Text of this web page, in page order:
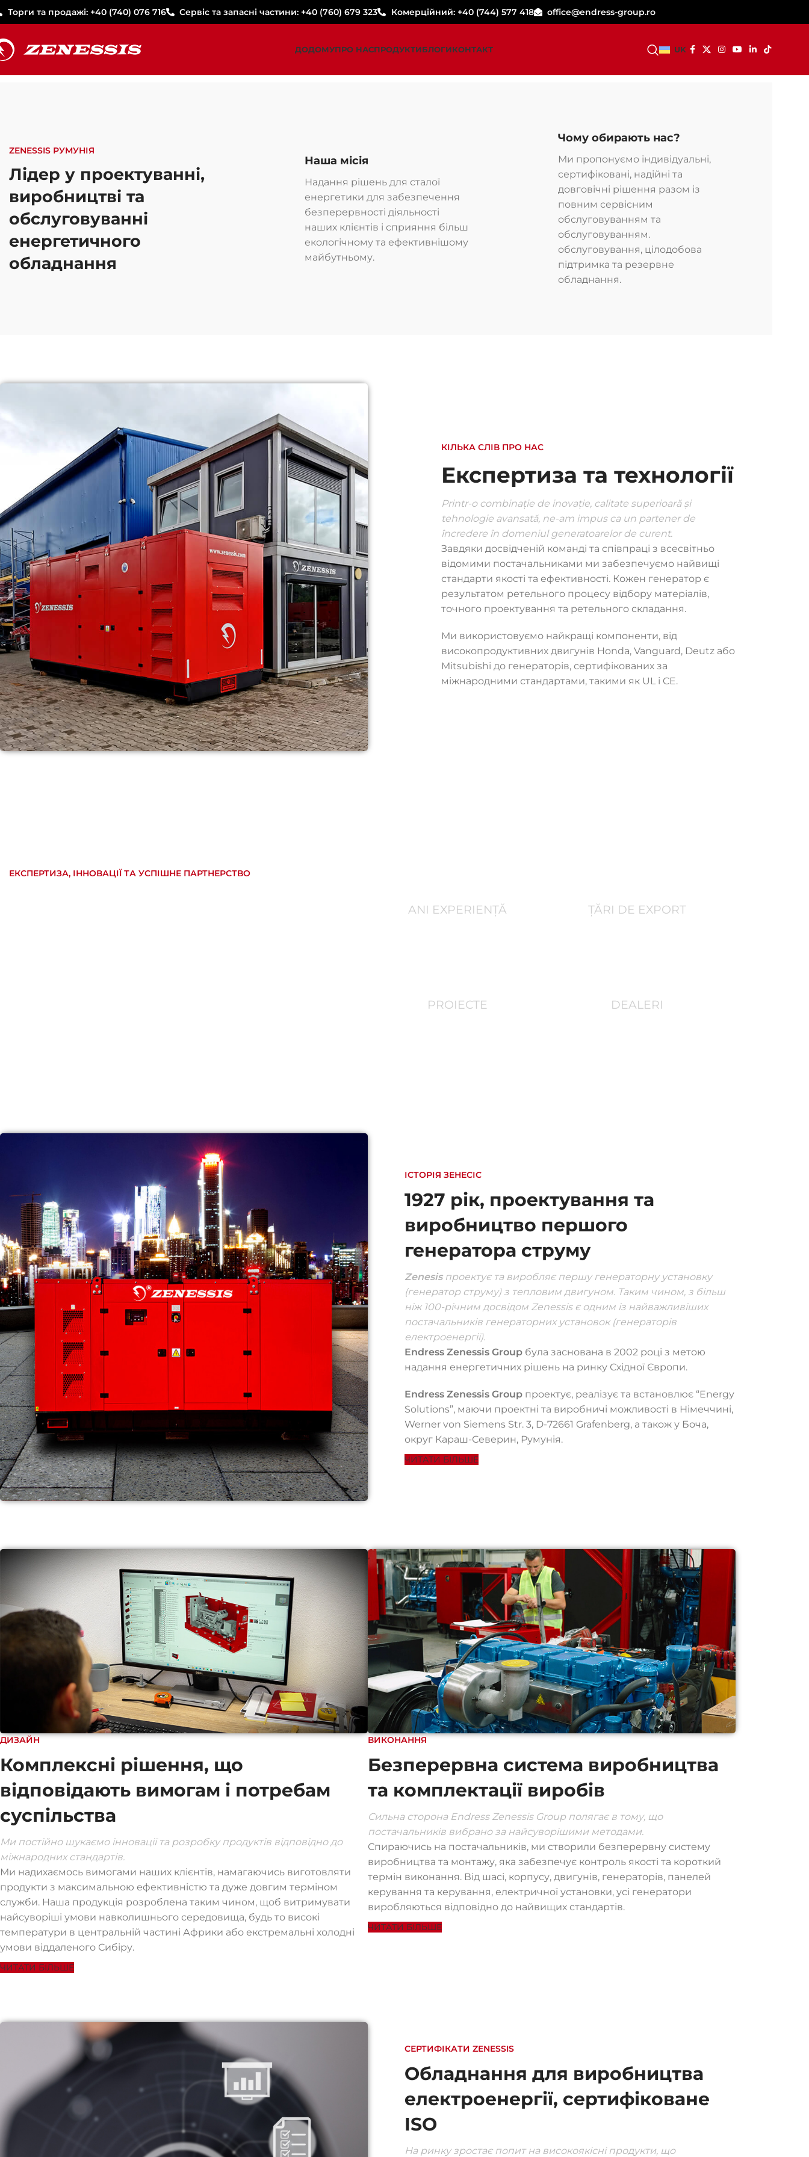
Торги та продажі: +40 (740) 076 716 Сервіс та запасні частини: +40 (760) 679 323 Комерційний: +40 (744) 577 418 office@endress-group.ro
ДОДОМУПРО НАСПРОДУКТИБЛОГИКОНТАКТ UK
ZENESSIS РУМУНІЯ
Лідер у проектуванні,
виробництві та
обслуговуванні
енергетичного
обладнання
Наша місія
Надання рішень для сталої
енергетики для забезпечення
безперервності діяльності
наших клієнтів і сприяння більш
екологічному та ефективнішому
майбутньому.
Чому обирають нас?
Ми пропонуємо індивідуальні,
сертифіковані, надійні та
довговічні рішення разом із
повним сервісним
обслуговуванням та
обслуговуванням.
обслуговування, цілодобова
підтримка та резервне
обладнання.
КІЛЬКА СЛІВ ПРО НАС
Експертиза та технології
Printr-o combinație de inovație, calitate superioară și
tehnologie avansată, ne-am impus ca un partener de
încredere în domeniul generatoarelor de curent.
Завдяки досвідченій команді та співпраці з всесвітньо
відомими постачальниками ми забезпечуємо найвищі
стандарти якості та ефективності. Кожен генератор є
результатом ретельного процесу відбору матеріалів,
точного проектування та ретельного складання.
Ми використовуємо найкращі компоненти, від
високопродуктивних двигунів Honda, Vanguard, Deutz або
Mitsubishi до генераторів, сертифікованих за
міжнародними стандартами, такими як UL і CE.
ЕКСПЕРТИЗА, ІННОВАЦІЇ ТА УСПІШНЕ ПАРТНЕРСТВО
ANI EXPERIENȚĂ ȚĂRI DE EXPORT
PROIECTE DEALERI
ІСТОРІЯ ЗЕНЕСІС
1927 рік, проектування та
виробництво першого
генератора струму
Zenesisпроектує та виробляє першу генераторну установку
(генератор струму) з тепловим двигуном. Таким чином, з більш
ніж 100-річним досвідом Zenessis є одним із найважливіших
постачальників генераторних установок (генераторів
електроенергії).
Endress Zenessis Group була заснована в 2002 році з метою
надання енергетичних рішень на ринку Східної Європи.
Endress Zenessis Group проектує, реалізує та встановлює “Energy
Solutions”, маючи проектні та виробничі можливості в Німеччині,
Werner von Siemens Str. 3, D-72661 Grafenberg, а також у Боча,
округ Караш-Северин, Румунія.
ЧИТАТИ БІЛЬШЕ
ДИЗАЙН
Комплексні рішення, що
відповідають вимогам і потребам
суспільства
Ми постійно шукаємо інновації та розробку продуктів відповідно до
міжнародних стандартів.
Ми надихаємось вимогами наших клієнтів, намагаючись виготовляти
продукти з максимальною ефективністю та дуже довгим терміном
служби. Наша продукція розроблена таким чином, щоб витримувати
найсуворіші умови навколишнього середовища, будь то високі
температури в центральній частині Африки або екстремальні холодні
умови віддаленого Сибіру.
ЧИТАТИ БІЛЬШЕ
ВИКОНАННЯ
Безперервна система виробництва
та комплектації виробів
Сильна сторона Endress Zenessis Group полягає в тому, що
постачальників вибрано за найсуворішими методами.
Спираючись на постачальників, ми створили безперервну систему
виробництва та монтажу, яка забезпечує контроль якості та короткий
термін виконання. Від шасі, корпусу, двигунів, генераторів, панелей
керування та керування, електричної установки, усі генератори
виробляються відповідно до найвищих стандартів.
ЧИТАТИ БІЛЬШЕ
СЕРТИФІКАТИ ZENESSIS
Обладнання для виробництва
електроенергії, сертифіковане
ISO
На ринку зростає попит на високоякісні продукти, що